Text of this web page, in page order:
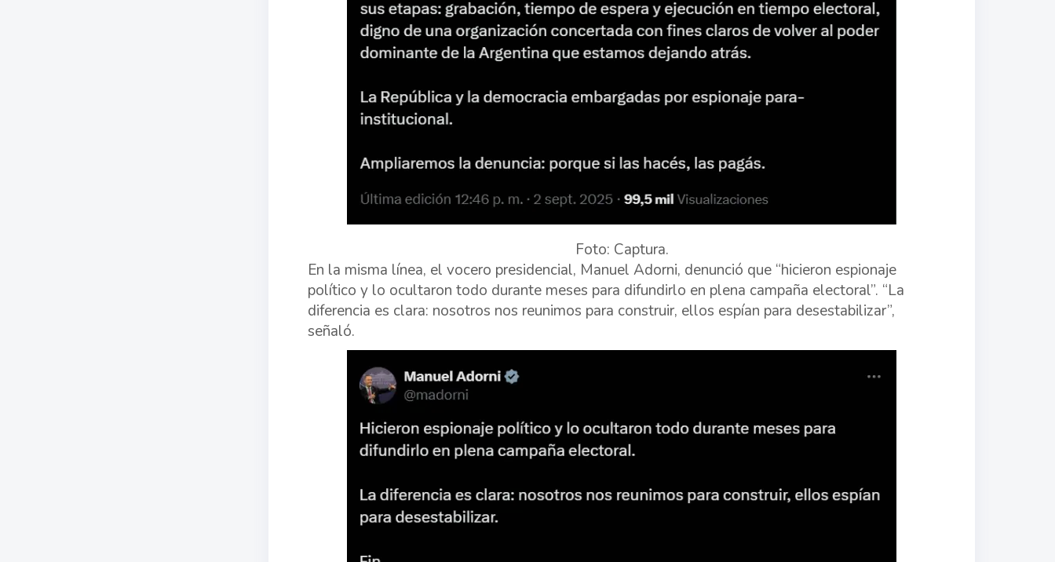
Foto: Captura.
En la misma línea, el vocero presidencial, Manuel Adorni, denunció que “hicieron espionaje
político y lo ocultaron todo durante meses para difundirlo en plena campaña electoral”. “La
diferencia es clara: nosotros nos reunimos para construir, ellos espían para desestabilizar”,
señaló.